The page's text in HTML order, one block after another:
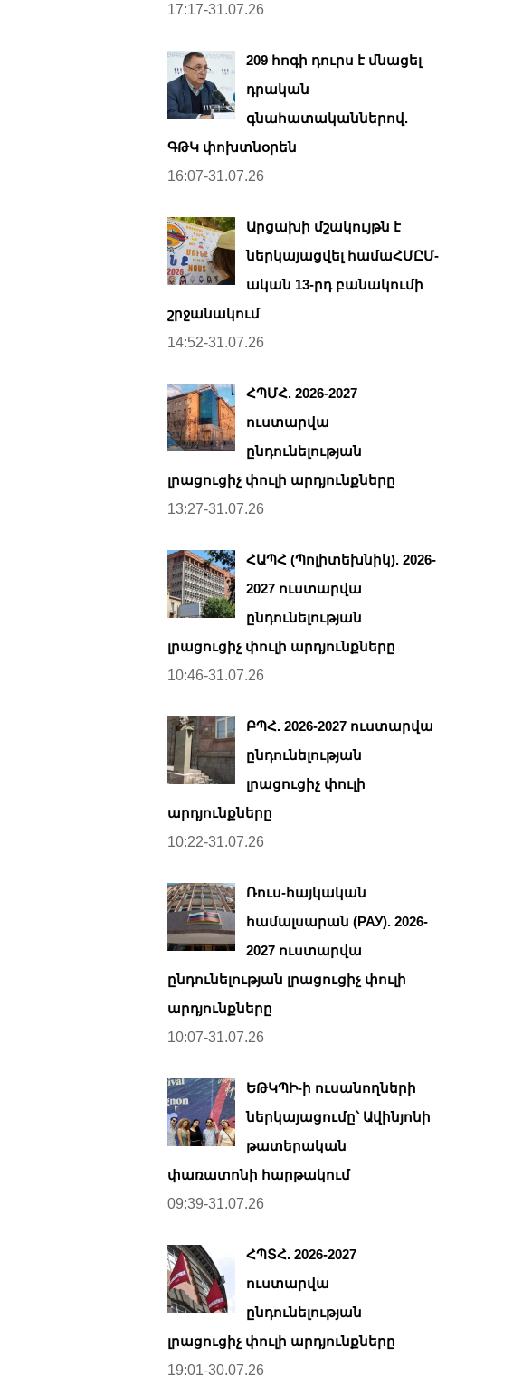
17:17-31.07.26
209 հոգի դուրս է մնացել
դրական
գնահատականներով.
ԳԹԿ փոխտնօրեն
16:07-31.07.26
Արցախի մշակույթն է
ներկայացվել համաՀՄԸՄ-
ական 13-րդ բանակումի
շրջանակում
14:52-31.07.26
ՀՊՄՀ. 2026-2027
ուստարվա
ընդունելության
լրացուցիչ փուլի արդյունքները
13:27-31.07.26
ՀԱՊՀ (Պոլիտեխնիկ). 2026-
2027 ուստարվա
ընդունելության
լրացուցիչ փուլի արդյունքները
10:46-31.07.26
ԲՊՀ. 2026-2027 ուստարվա
ընդունելության
լրացուցիչ փուլի
արդյունքները
10:22-31.07.26
Ռուս-հայկական
համալսարան (РАУ). 2026-
2027 ուստարվա
ընդունելության լրացուցիչ փուլի
արդյունքները
10:07-31.07.26
ԵԹԿՊԻ-ի ուսանողների
ներկայացումը՝ Ավինյոնի
թատերական
փառատոնի հարթակում
09:39-31.07.26
ՀՊՏՀ. 2026-2027
ուստարվա
ընդունելության
լրացուցիչ փուլի արդյունքները
19:01-30.07.26